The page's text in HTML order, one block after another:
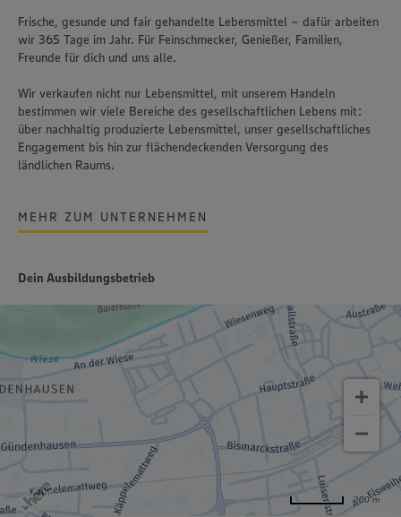
Frische, gesunde und fair gehandelte Lebensmittel – dafür arbeiten
wir 365 Tage im Jahr. Für Feinschmecker, Genießer, Familien,
Freunde für dich und uns alle.
Wir verkaufen nicht nur Lebensmittel, mit unserem Handeln
bestimmen wir viele Bereiche des gesellschaftlichen Lebens mit:
über nachhaltig produzierte Lebensmittel, unser gesellschaftliches
Engagement bis hin zur flächendeckenden Versorgung des
ländlichen Raums.
MEHR ZUM UNTERNEHMEN
Dein Ausbildungsbetrieb
200 m